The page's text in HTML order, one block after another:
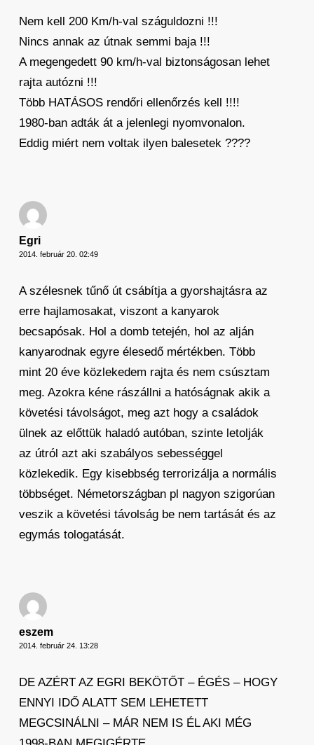
Nem kell 200 Km/h-val száguldozni !!!
Nincs annak az útnak semmi baja !!!
A megengedett 90 km/h-val biztonságosan lehet
rajta autózni !!!
Több HATÁSOS rendőri ellenőrzés kell !!!!
1980-ban adták át a jelenlegi nyomvonalon.
Eddig miért nem voltak ilyen balesetek ????
Egri
2014. február 20. 02:49
A szélesnek tűnő út csábítja a gyorshajtásra az
erre hajlamosakat, viszont a kanyarok
becsapósak. Hol a domb tetején, hol az alján
kanyarodnak egyre élesedő mértékben. Több
mint 20 éve közlekedem rajta és nem csúsztam
meg. Azokra kéne rászállni a hatóságnak akik a
követési távolságot, meg azt hogy a családok
ülnek az előttük haladó autóban, szinte letolják
az útról azt aki szabályos sebességgel
közlekedik. Egy kisebbség terrorizálja a normális
többséget. Németországban pl nagyon szigorúan
veszik a követési távolság be nem tartását és az
egymás tologatását.
eszem
2014. február 24. 13:28
DE AZÉRT AZ EGRI BEKÖTŐT – ÉGÉS – HOGY
ENNYI IDŐ ALATT SEM LEHETETT
MEGCSINÁLNI – MÁR NEM IS ÉL AKI MÉG